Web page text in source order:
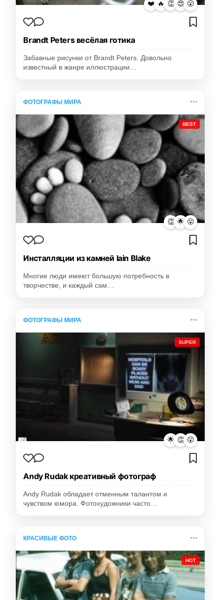
❤️ 🔥 👏 😍 😮
Brandt Peters весёлая готика
Забавные рисунки от Brandt Peters. Довольно
известный в жанре иллюстрации…
ФОТОГРАФЫ МИРА
BEST
👏 🌟 😮
Инсталляции из камней Iain Blake
Многие люди имеют большую потребность в
творчестве, и каждый сам…
ФОТОГРАФЫ МИРА
SUPER
🌟 👏 😮
Andy Rudak креативный фотограф
Andy Rudak обладает отменным талантом и
чувством юмора. Фотохудожники часто…
КРАСИВЫЕ ФОТО
HOT